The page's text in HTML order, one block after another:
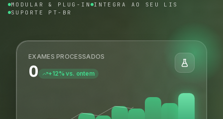
MODULAR & PLUG-IN INTEGRA AO SEU LIS
SUPORTE PT-BR
EXAMES PROCESSADOS
0 +12% vs. ontem